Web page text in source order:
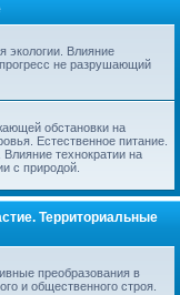
экологии. Влияние
не разрушающий
обстановки на
Естественное питание.
технократии на
с природой.
Территориальные
преобразования в
и общественного строя.